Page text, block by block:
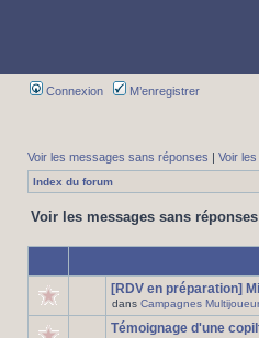
Connexion M’enregistrer
Voir les messages sans réponses | Voir
Index du forum
Voir les messages sans réponses
[RDV en préparation]
dans Campagnes
Témoignage d'une